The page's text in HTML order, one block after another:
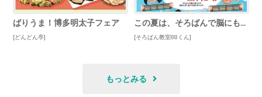
ばりうま！博多明太子フェア
[どんどん亭]
この夏は、そろばんで脳にも汗をかこう！
[そろばん教室88くん]
もっとみる